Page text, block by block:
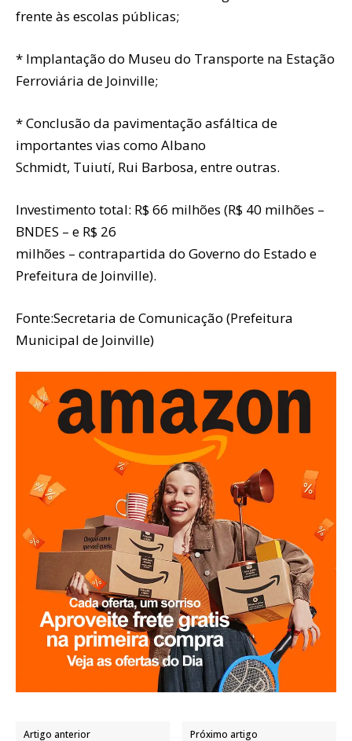
frente às escolas públicas;
* Implantação do Museu do Transporte na Estação
Ferroviária de Joinville;
* Conclusão da pavimentação asfáltica de
importantes vias como Albano
Schmidt, Tuiutí, Rui Barbosa, entre outras.
Investimento total: R$ 66 milhões (R$ 40 milhões –
BNDES – e R$ 26
milhões – contrapartida do Governo do Estado e
Prefeitura de Joinville).
Fonte:Secretaria de Comunicação (Prefeitura
Municipal de Joinville)
Artigo anterior Próximo artigo